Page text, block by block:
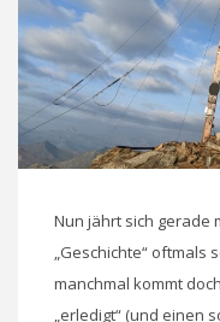
Nun jährt sich gerade
„Geschichte“ oftmals
manchmal kommt
„erledigt“ (und einen